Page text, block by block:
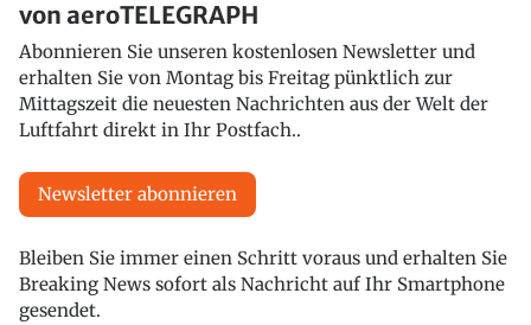
von aeroTELEGRAPH
Abonnieren Sie unseren kostenlosen Newsletter und
erhalten Sie von Montag bis Freitag pünktlich zur
Mittagszeit die neuesten Nachrichten aus der Welt der
Luftfahrt direkt in Ihr Postfach..
Newsletter abonnieren
Bleiben Sie immer einen Schritt voraus und erhalten Sie
Breaking News sofort als Nachricht auf Ihr Smartphone
gesendet.